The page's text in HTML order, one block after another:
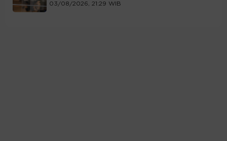
03/08/2026, 21:29 WIB